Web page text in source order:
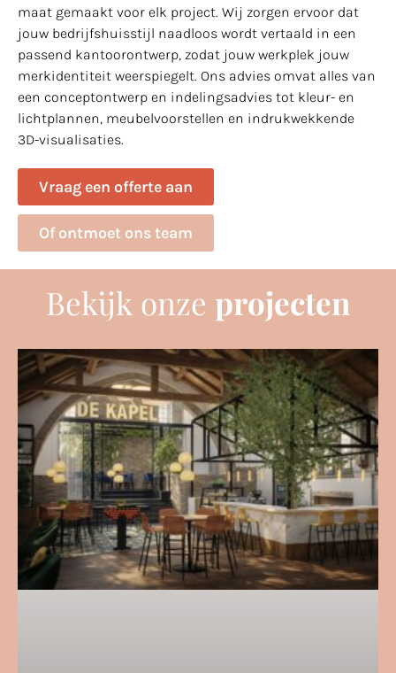
maat gemaakt voor elk project. Wij zorgen ervoor dat
jouw bedrijfshuisstijl naadloos wordt vertaald in een
passend kantoorontwerp, zodat jouw werkplek jouw
merkidentiteit weerspiegelt. Ons advies omvat alles van
een conceptontwerp en indelingsadvies tot kleur- en
lichtplannen, meubelvoorstellen en indrukwekkende
3D-visualisaties.
Vraag een offerte aan
Of ontmoet ons team
Bekijk onze projecten